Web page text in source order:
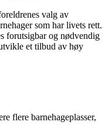
valg av
som har livets rett.
forutsigbar og nødvendig
et tilbud av høy
flere barnehageplasser,